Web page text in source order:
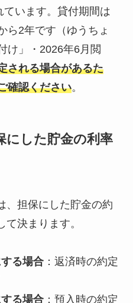
ています。貸付期間は
ら2年です（ゆうちょ
け」・2026年6月閲
される場合があるた
確認ください。
にした貯金の利率
、担保にした貯金の約
決まります。
る場合：返済時の約定
る場合：預入時の約定